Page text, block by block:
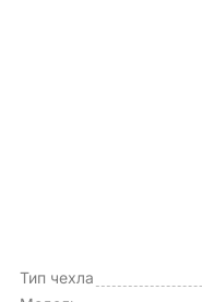
Тип чехла